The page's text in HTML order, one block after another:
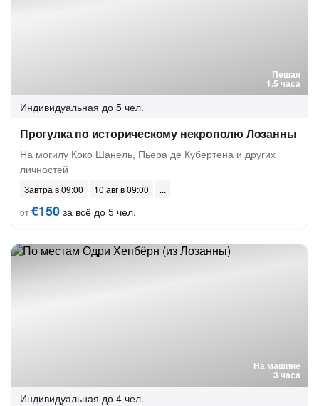
Пешая
1.5 часа
Индивидуальная до 5 чел.
Прогулка по историческому некрополю Лозанны
На могилу Коко Шанель, Пьера де Кубертена и других
личностей
Завтра в 09:00
10 авг в 09:00
от€150 за всё до 5 чел.
На машине
3 часа
Индивидуальная до 4 чел.